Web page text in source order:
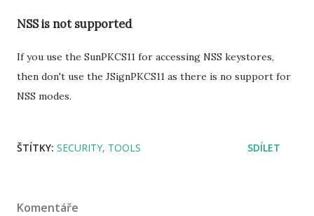
NSS is not supported
If you use the SunPKCS11 for accessing NSS keystores,
then don't use the JSignPKCS11 as there is no support for
NSS modes.
ŠTÍTKY: SECURITY TOOLS SDÍLET
Komentáře